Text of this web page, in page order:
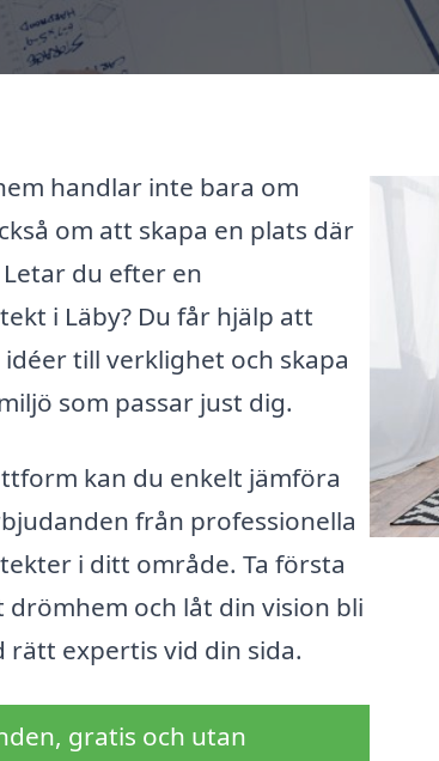
handlar inte bara om
om att skapa en plats där
du efter en
i Läby? Du får hjälp att
till verklighet och skapa
som passar just dig.
kan du enkelt jämföra
från professionella
i ditt område. Ta första
och låt din vision bli
rätt expertis vid din sida.
gratis och utan